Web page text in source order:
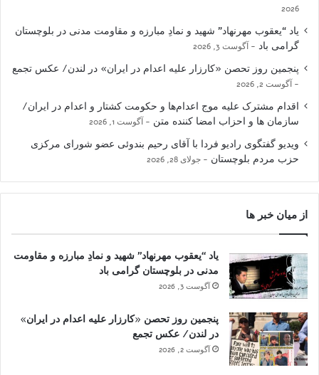
2026
یاد “یعقوب مهرنهاد” شهید و نمادِ مبارزه و مقاومت مدنی در بلوچستان
گرامی باد
آگوست 3, 2026
پنجمین روز تحصن «کارزار علیه اعدام در ایران» در لندن/ عکس تجمع
آگوست 2, 2026
اقدام مشترک علیه موج اعدام‌ها و حکومت کشتار و اعدام در ایران/
سازمان ها و احزاب امضا کننده متن
آگوست 1, 2026
ویدیو گفتگوی رادیو فردا با آقای رحیم بندوئی عضو شورای مرکزی
حزب مردم بلوچستان
جولای 28, 2026
از میان خبر ها
یاد “یعقوب مهرنهاد” شهید و نمادِ مبارزه و مقاومت
مدنی در بلوچستان گرامی باد
آگوست 3, 2026
پنجمین روز تحصن «کارزار علیه اعدام در ایران»
در لندن/ عکس تجمع
آگوست 2, 2026